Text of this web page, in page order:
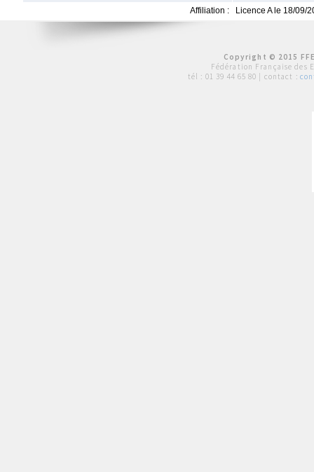
Affiliation :
Licence A le 18/09/
Copyright © 2015
Fédération Française des
tél : 01 39 44 65 80 | contact :